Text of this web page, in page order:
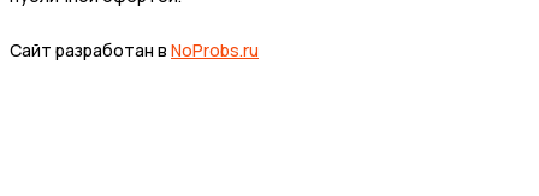
Сайт разработан в NoProbs.ru